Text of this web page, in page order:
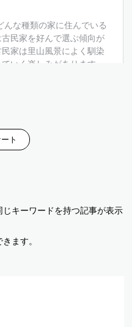
ト
キーワードを持つ記事が表示
ます。